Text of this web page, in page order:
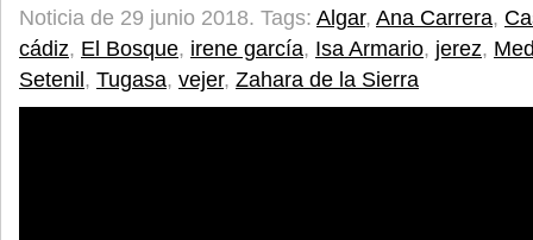
Noticia de 29 junio 2018. Tags: Algar, Ana Carrera,
cádiz, El Bosque, irene garcía, Isa Armario, jerez,
Setenil , Tugasa, vejer, Zahara de la Sierra